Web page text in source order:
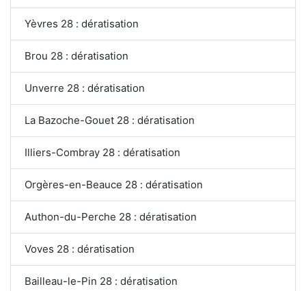
Yèvres 28 : dératisation
Brou 28 : dératisation
Unverre 28 : dératisation
La Bazoche-Gouet 28 : dératisation
Illiers-Combray 28 : dératisation
Orgères-en-Beauce 28 : dératisation
Authon-du-Perche 28 : dératisation
Voves 28 : dératisation
Bailleau-le-Pin 28 : dératisation